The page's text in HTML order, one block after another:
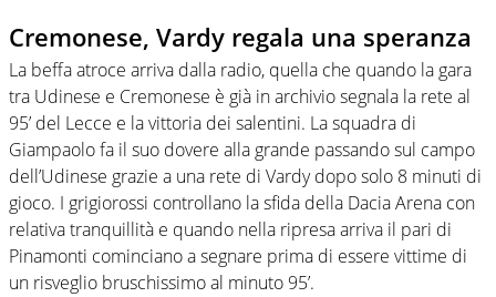
Cremonese, Vardy regala una speranza
La beffa atroce arriva dalla radio, quella che quando la gara
tra Udinese e Cremonese è già in archivio segnala la rete al
95’ del Lecce e la vittoria dei salentini. La squadra di
Giampaolo fa il suo dovere alla grande passando sul campo
dell’Udinese grazie a una rete di Vardy dopo solo 8 minuti di
gioco. I grigiorossi controllano la sfida della Dacia Arena con
relativa tranquillità e quando nella ripresa arriva il pari di
Pinamonti cominciano a segnare prima di essere vittime di
un risveglio bruschissimo al minuto 95’.